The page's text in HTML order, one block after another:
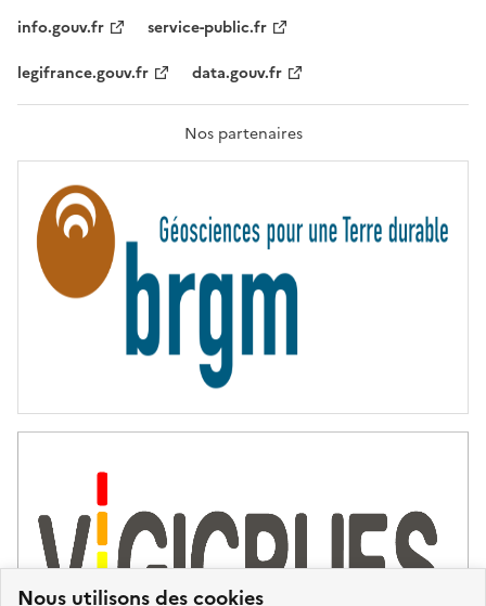
Nous utilisons des cookies
F
A
T
R
T
É
info.gouv.fr
service-public.fr
legifrance.gouv.fr
data.gouv.fr
Nos partenaires